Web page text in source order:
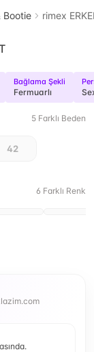
Bootie rimex
Bağlama Şekli
Fermuarlı
5 Farklı Beden
42
6 Farklı Renk